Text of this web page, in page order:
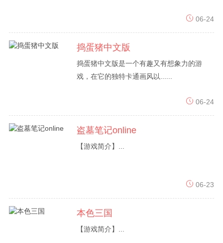
06-24
捣蛋猪中文版
捣蛋猪中文版是一个有趣又有想象力的游
戏，在它的独特卡通画风以......
06-24
盗墓笔记online
【游戏简介】...
06-23
本色三国
【游戏简介】...